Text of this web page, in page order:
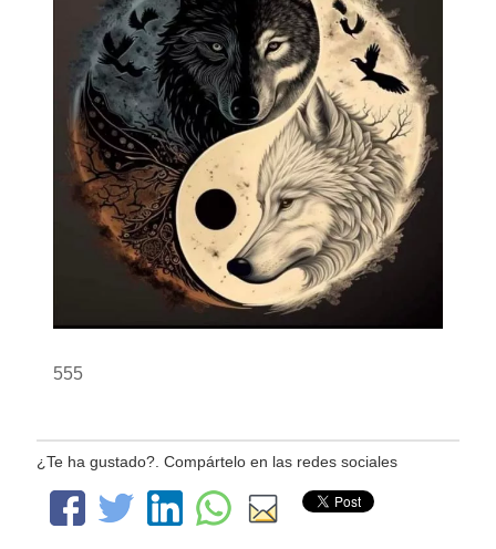
555
¿Te ha gustado?. Compártelo en las redes sociales